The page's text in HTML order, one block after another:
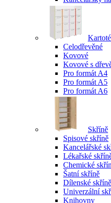
Celodřevěné
Kovové
Kovové s
Pro formát A4
Pro formát A5
Pro formát A6
Skříně
Spisové skříně
Kancelářské
Lékařské
Chemické
Šatní skříně
Dílenské skříně
Univerzální
Knihovny